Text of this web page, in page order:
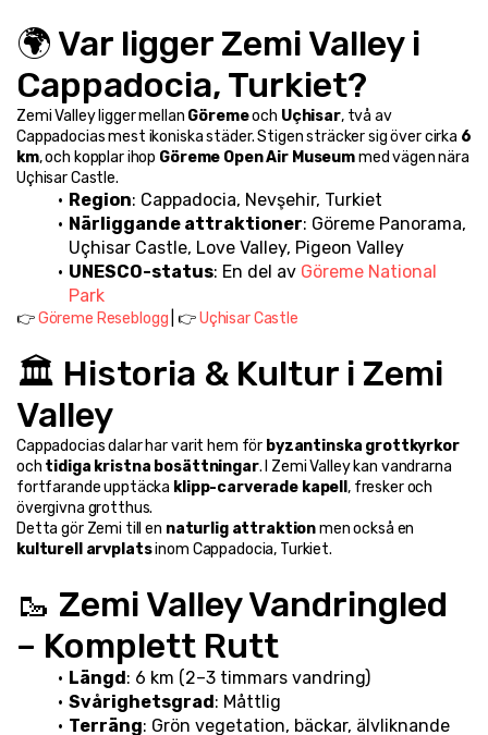
🌍 Var ligger Zemi Valley i
Cappadocia, Turkiet?
Zemi Valley ligger mellan Göreme och Uçhisar, två av
Cappadocias mest ikoniska städer. Stigen sträcker sig över cirka 6
km, och kopplar ihop Göreme Open Air Museum med vägen nära
Uçhisar Castle.
Region: Cappadocia, Nevşehir, Turkiet
Närliggande attraktioner: Göreme Panorama,
Uçhisar Castle, Love Valley, Pigeon Valley
UNESCO-status: En del av Göreme National
Park
👉 Göreme Reseblogg | 👉 Uçhisar Castle
🏛️ Historia & Kultur i Zemi
Valley
Cappadocias dalar har varit hem för byzantinska grottkyrkor
och tidiga kristna bosättningar. I Zemi Valley kan vandrarna
fortfarande upptäcka klipp-carverade kapell, fresker och
övergivna grotthus.
Detta gör Zemi till en naturlig attraktion
kulturell arvplats inom Cappadocia, Turkiet.
🥾 Zemi Valley Vandringled
– Komplett Rutt
Längd : 6 km (2–3 timmars vandring)
Svårighetsgrad : Måttlig
Terräng: Grön vegetation, bäckar, älvliknande